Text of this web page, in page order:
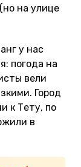
на улице
у нас
погода на
вели
Город
к Тету, по
в